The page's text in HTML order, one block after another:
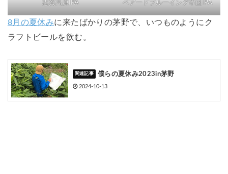
志賀高原IPA ベアードブルーイング帝国IPA
8月の夏休みに来たばかりの茅野で、いつものようにク
ラフトビールを飲む。
僕らの夏休み2023in茅野
2024-10-13